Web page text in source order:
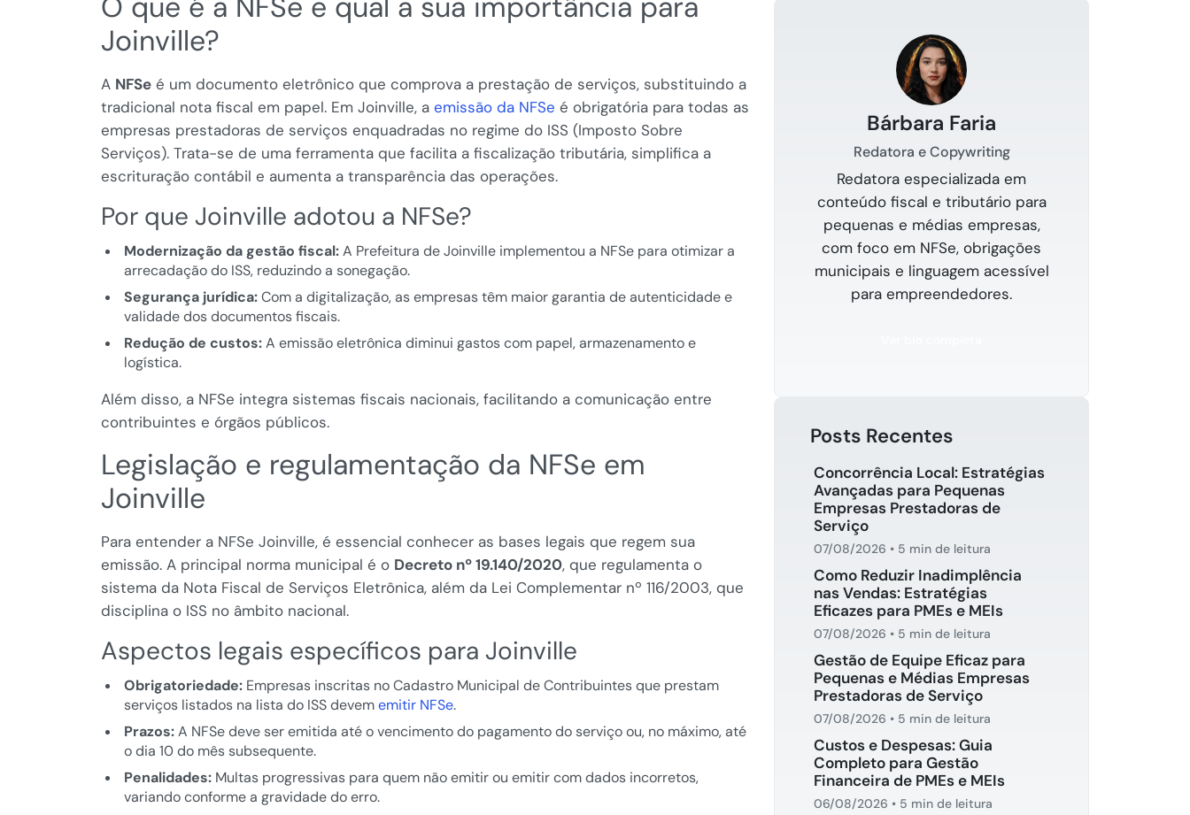
Joinville?
A NFSe é um documento eletrônico que comprova a prestação de serviços, substituindo a
tradicional nota fiscal em papel. Em Joinville, a emissão da NFSe é obrigatória para todas as
empresas prestadoras de serviços enquadradas no regime do ISS (Imposto Sobre
Serviços). Trata-se de uma ferramenta que facilita a fiscalização tributária, simplifica a
escrituração contábil e aumenta a transparência das operações.
Por que Joinville adotou a NFSe?
Modernização da gestão fiscal:A Prefeitura de Joinville implementou a NFSe para otimizar a
arrecadação do ISS, reduzindo a sonegação.
Segurança jurídica:Com a digitalização, as empresas têm maior garantia de autenticidade e
validade dos documentos fiscais.
Redução de custos:A emissão eletrônica diminui gastos com papel, armazenamento e
logística.
Além disso, a NFSe integra sistemas fiscais nacionais, facilitando a comunicação entre
contribuintes e órgãos públicos.
Legislação e regulamentação da NFSe em
Joinville
Para entender a NFSe Joinville, é essencial conhecer as bases legais que regem sua
emissão. A principal norma municipal é o Decreto nº 19.140/2020, que regulamenta o
sistema da Nota Fiscal de Serviços Eletrônica, além da Lei Complementar nº 116/2003, que
disciplina o ISS no âmbito nacional.
Aspectos legais específicos para Joinville
Obrigatoriedade:Empresas inscritas no Cadastro Municipal de Contribuintes que prestam
serviços listados na lista do ISS devememitir NFSe.
Prazos:A NFSe deve ser emitida até o vencimento do pagamento do serviço ou, no máximo, até
o dia 10 do mês subsequente.
Penalidades:Multas progressivas para quem não emitir ou emitir com dados incorretos,
variando conforme a gravidade do erro.
Bárbara Faria
Redatora e Copywriting
Redatora especializada em
conteúdo fiscal e tributário para
pequenas e médias empresas,
com foco em NFSe, obrigações
municipais e linguagem acessível
para empreendedores.
Posts Recentes
Concorrência Local: Estratégias
Avançadas para Pequenas
Empresas Prestadoras de
Serviço
07/08/2026 • 5 min de leitura
Como Reduzir Inadimplência
nas Vendas: Estratégias
Eficazes para PMEs e MEIs
07/08/2026 • 5 min de leitura
Gestão de Equipe Eficaz para
Pequenas e Médias Empresas
Prestadoras de Serviço
07/08/2026 • 5 min de leitura
Custos e Despesas: Guia
Completo para Gestão
Financeira de PMEs e MEIs
06/08/2026 • 5 min de leitura